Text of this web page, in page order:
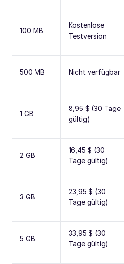
100 MB
Kostenlose
Testversion
500 MB Nicht verfügbar
1 GB
8,95 $ (30 Tage
gültig)
2 GB
16,45 $ (30
Tage gültig)
3 GB
23,95 $ (30
Tage gültig)
5 GB
33,95 $ (30
Tage gültig)